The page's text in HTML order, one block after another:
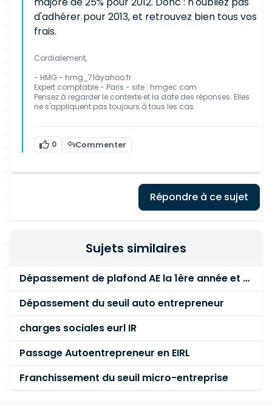
d'adhérer pour 2013, et retrouvez bien tous vos
frais.
Cordialement,
- HMG - hmg_71àyahoo.fr
Expert comptable - Paris - site : hmgec com
Pensez à regarder le contexte et la date des réponses. Elles
ne s'appliquent pas toujours à tous les cas.
0 Commenter
Répondre à ce sujet
Sujets similaires
Dépassement de plafond AE la 1ère année et CFE
Dépassement du seuil auto entrepreneur
charges sociales eurl IR
Passage Autoentrepreneur en EIRL
Franchissement du seuil micro-entreprise